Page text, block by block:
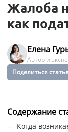
Жалоба
как
Елена
Автор и
Поделиться
Содержание
Когда